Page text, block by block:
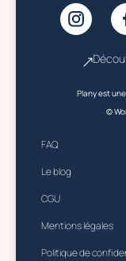
Plany est
©
FAQ
Le blog
CGU
Mentions légales
Politique de